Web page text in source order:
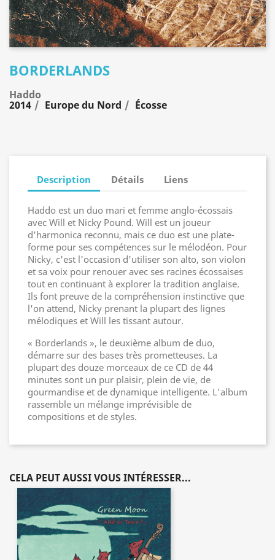
BORDERLANDS
Haddo
2014 Europe du Nord Écosse
Description Détails Liens
Haddo est un duo mari et femme anglo-écossais
avec Will et Nicky Pound. Will est un joueur
d'harmonica reconnu, mais ce duo est une plate-
forme pour ses compétences sur le mélodéon. Pour
Nicky, c'est l'occasion d'utiliser son alto, son violon
et sa voix pour renouer avec ses racines écossaises
tout en continuant à explorer la tradition anglaise.
Ils font preuve de la compréhension instinctive que
l'on attend, Nicky prenant la plupart des lignes
mélodiques et Will les tissant autour.
« Borderlands », le deuxième album de duo,
démarre sur des bases très prometteuses. La
plupart des douze morceaux de ce CD de 44
minutes sont un pur plaisir, plein de vie, de
gourmandise et de dynamique intelligente. L’album
rassemble un mélange imprévisible de
compositions et de styles.
CELA PEUT AUSSI VOUS INTÉRESSER...